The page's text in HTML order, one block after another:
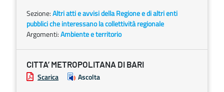
Sezione:Altri atti e avvisi della Regione e di altri enti
pubblici che interessano la collettività regionale
Argomenti:Ambiente e territorio
CITTA’ METROPOLITANA DI BARI
Scarica Ascolta